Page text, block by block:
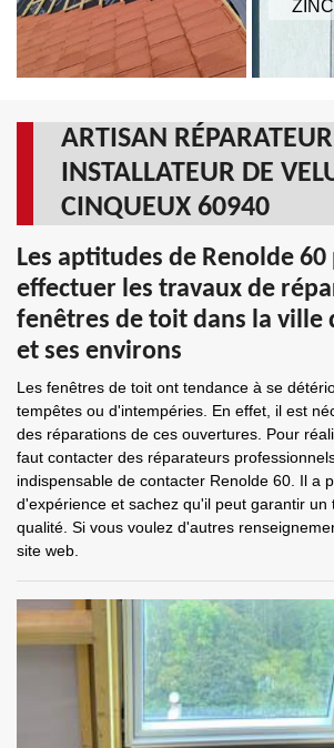
ARTISAN RÉPARATEUR
INSTALLATEUR DE
CINQUEUX 60940
Les aptitudes de Renolde
effectuer les travaux de
fenêtres de toit dans la ville
et ses environs
Les fenêtres de toit ont tendance à se
tempêtes ou d'intempéries. En effet, il est
des réparations de ces ouvertures. Pour
faut contacter des réparateurs
indispensable de contacter Renolde 60. Il a
d'expérience et sachez qu'il peut garantir un
qualité. Si vous voulez d'autres
site web.